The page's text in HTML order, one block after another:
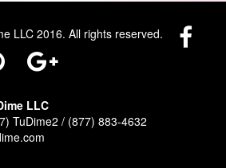
LLC 2016. All rights reserved.
LLC
TuDime2 / (877) 883-4632